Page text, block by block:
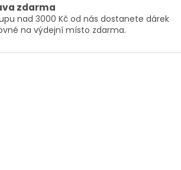
Liz Mediterraneo (100% čistá
mořská sůl)
á
d
a
í
zdarma
nad 3000 Kč od nás dostanete dárek
na výdejní místo zdarma.